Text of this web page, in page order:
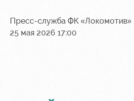
Пресс-служба ФК «Локомотив»
25 мая 2026 17:00